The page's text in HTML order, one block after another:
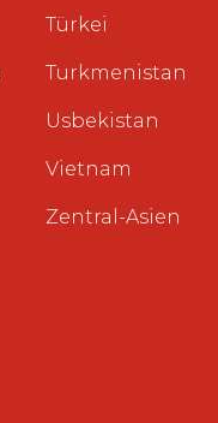
Türkei
Turkmenistan
Usbekistan
Vietnam
Zentral-Asien